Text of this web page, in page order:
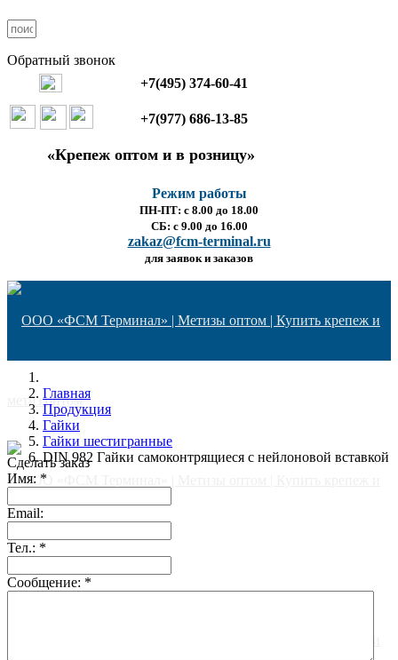
Обратный звонок
+7(495) 374-60-41
+7(977) 686-13-85
«Крепеж оптом и в розницу»
Режим работы
ПН-ПТ: с 8.00 до 18.00
СБ: с 9.00 до 16.00
zakaz@fcm-terminal.ru
для заявок и заказов
Главная
Продукция
Гайки
Гайки шестигранные
DIN 982 Гайки самоконтрящиеся с нейлоновой вставкой
Сделать заказ
Имя: *
Email:
Тел.: *
Сообщение: *